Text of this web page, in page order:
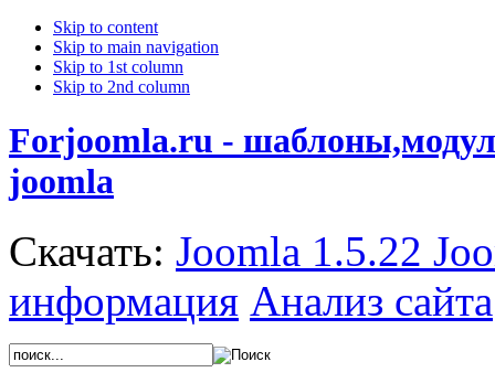
Skip to content
Skip to main navigation
Skip to 1st column
Skip to 2nd column
Forjoomla.ru -
joomla
Скачать: Joomla 1.5.22
информация Анализ сайта